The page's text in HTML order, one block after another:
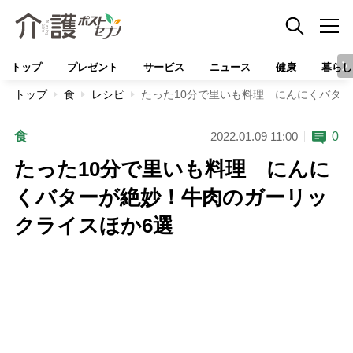
トップ プレゼント サービス ニュース 健康 暮らし
トップ 食 レシピ たった10分で里いも料理 にんにくバタ
食 2022.01.09 11:00 0
たった10分で里いも料理 にんに
くバターが絶妙！牛肉のガーリッ
クライスほか6選